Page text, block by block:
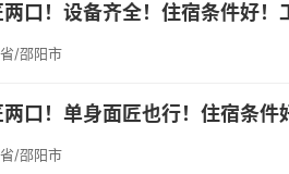
两口！设备齐全！住宿条件好
/邵阳市
口！单身面匠也行！住宿条件
/邵阳市